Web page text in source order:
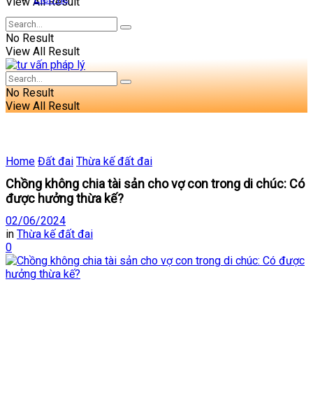
No Result
View All Result
No Result
View All Result
Home Đất đai Thừa kế đất đai
Chồng không chia tài sản cho vợ con trong di chúc: Có
được hưởng thừa kế?
02/06/2024
in Thừa kế đất đai
0